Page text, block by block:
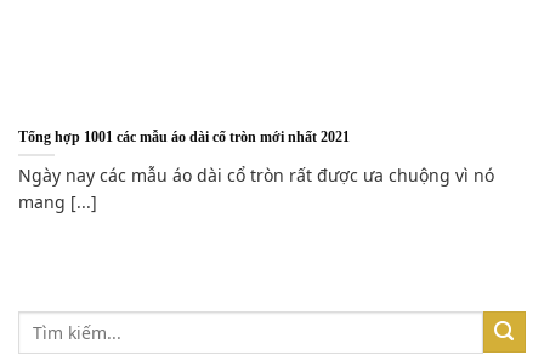
Tổng hợp 1001 các mẫu áo dài cổ tròn mới nhất 2021
Ngày nay các mẫu áo dài cổ tròn rất được ưa chuộng vì nó
mang [...]